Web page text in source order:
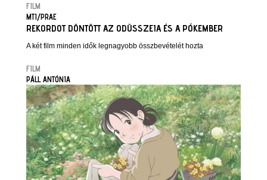
FILM
MTI/PRAE
REKORDOT DÖNTÖTT AZ ODÜSSZEIA ÉS A PÓKEMBER
A két film minden idők legnagyobb összbevételét hozta
FILM
PÁLL ANTÓNIA